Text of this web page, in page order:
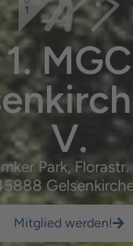
1. MGC
V.
Park, Florastr.
Mitglied werden!